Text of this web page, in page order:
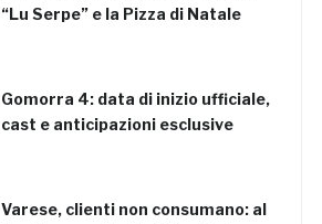
“Lu Serpe” e la Pizza di Natale
Gomorra 4: data di inizio ufficiale,
cast e anticipazioni esclusive
Varese, clienti non consumano: al